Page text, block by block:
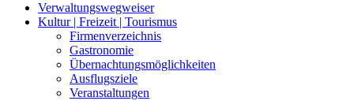
Verwaltungswegweiser
Kultur | Freizeit | Tourismus
Firmenverzeichnis
Gastronomie
Übernachtungsmöglichkeiten
Ausflugsziele
Veranstaltungen